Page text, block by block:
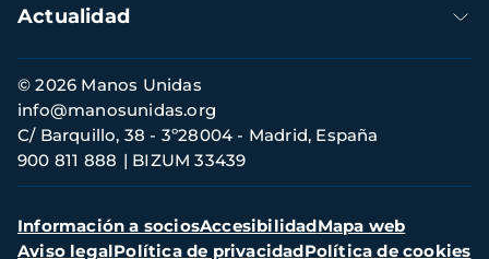
Actualidad
Información
de
contacto
© 2026 Manos Unidas
C/ Barquillo, 38 - 3º28004 - Madrid, España
900 811 888
BIZUM 33439
info@manosunidas.org
Menú
secundario
Información a sociosAccesibilidadMapa web
Aviso legalPolítica de privacidadPolítica de cookies